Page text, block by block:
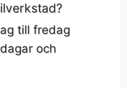
till fredag
och